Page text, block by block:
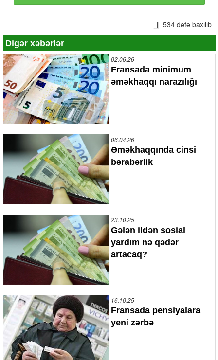
534 dəfə baxılıb
Digər xəbərlər
02.06.26
Fransada minimum
əməkhaqqı narazılığı
06.04.26
Əməkhaqqında cinsi
bərabərlik
23.10.25
Gələn ildən sosial
yardım nə qədər
artacaq?
16.10.25
Fransada pensiyalara
yeni zərbə